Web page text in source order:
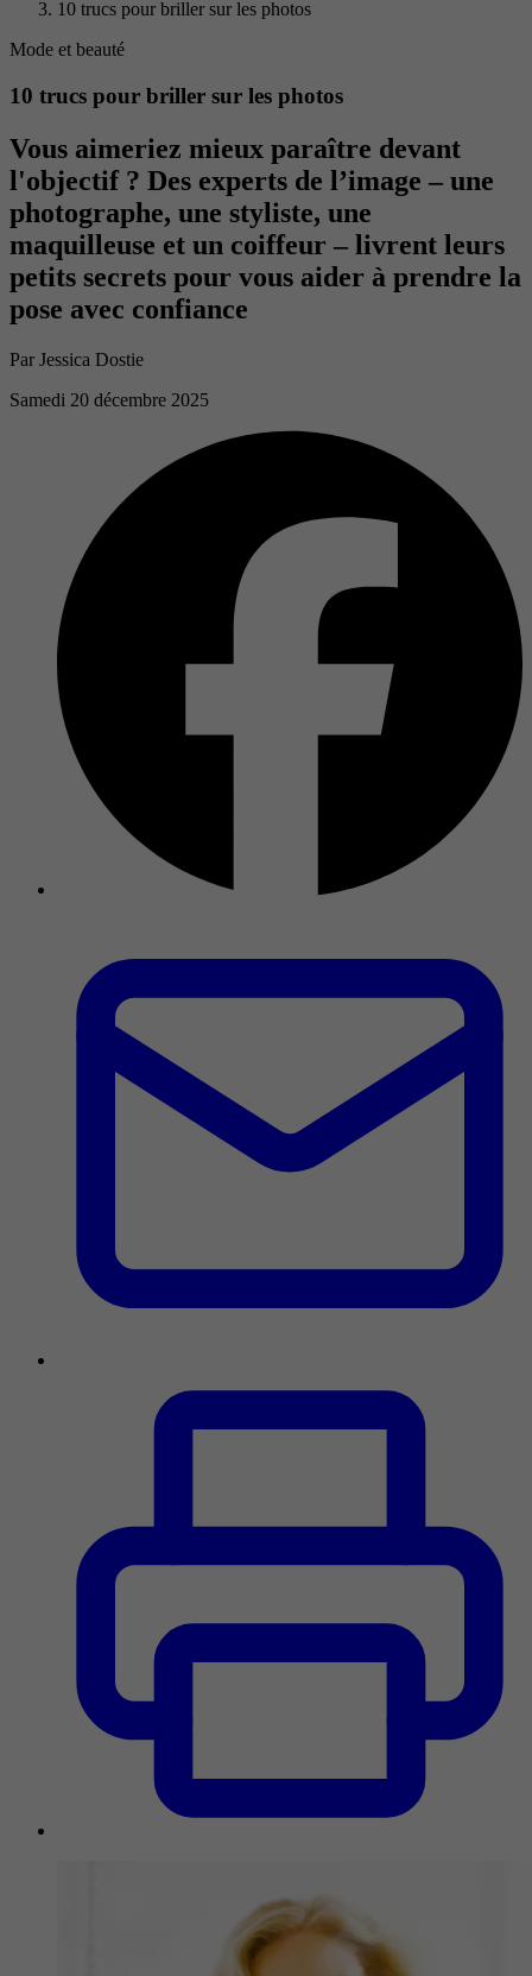
10 trucs pour briller sur les photos
Mode et beauté
10 trucs pour briller sur les photos
Vous aimeriez mieux paraître devant
l'objectif ? Des experts de l’image – une
photographe, une styliste, une
maquilleuse et un coiffeur – livrent leurs
petits secrets pour vous aider à prendre la
pose avec confiance
Par Jessica Dostie
Samedi 20 décembre 2025